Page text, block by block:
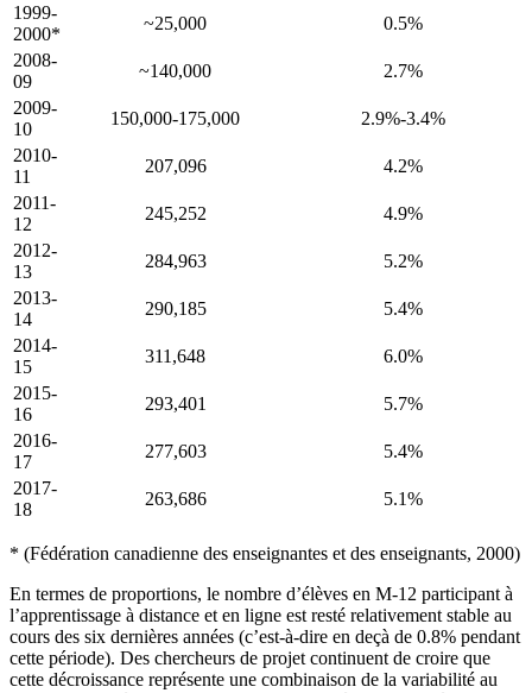
1999-
2000*
~25,000
0.5%
2008-
09
~140,000
2.7%
2009-
10
150,000-175,000
2.9%-3.4%
2010-
11
207,096
4.2%
2011-
12
245,252
4.9%
2012-
13
284,963
5.2%
2013-
14
290,185
5.4%
2014-
15
311,648
6.0%
2015-
16
293,401
5.7%
2016-
17
277,603
5.4%
2017-
18
263,686 5.1%
* (Fédération canadienne des enseignantes et des enseignants, 2000)
En termes de proportions, le nombre d’élèves en M-12 participant à
l’apprentissage à distance et en ligne est resté relativement stable au
cours des six dernières années (c’est-à-dire en deçà de 0.8% pendant
cette période). Des chercheurs de projet continuent de croire que
cette décroissance représente une combinaison de la variabilité au